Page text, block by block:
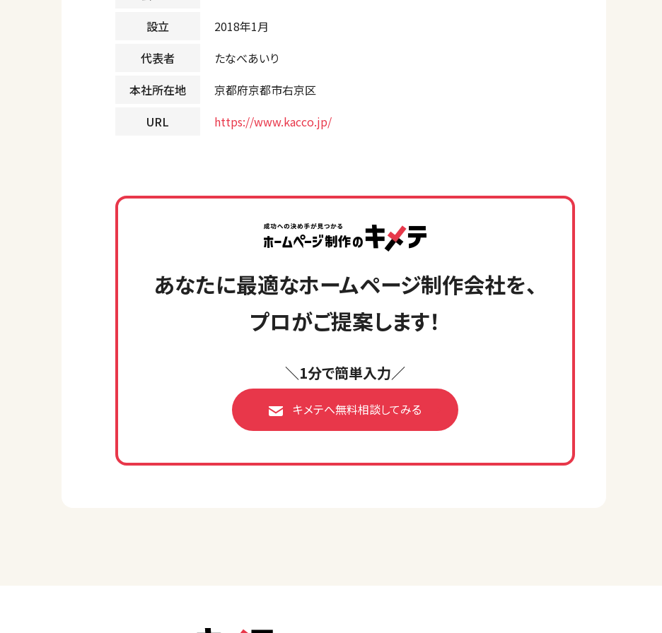
設立
2018年1月
代表者
たなべあいり
本社所在地
京都府京都市右京区
URL
https://www.kacco.jp/
あなたに最適なホームページ制作会社を、
プロがご提案します！
＼1分で簡単入力／
キメテへ無料相談してみる